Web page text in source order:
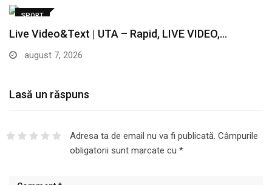
SPORT
Live Video&Text | UTA – Rapid, LIVE VIDEO,…
august 7, 2026
Lasă un răspuns
Adresa ta de email nu va fi publicată. Câmpurile
obligatorii sunt marcate cu *